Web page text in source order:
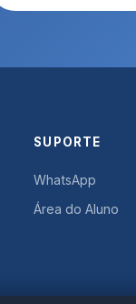
SUPORTE
WhatsApp
Área do Aluno